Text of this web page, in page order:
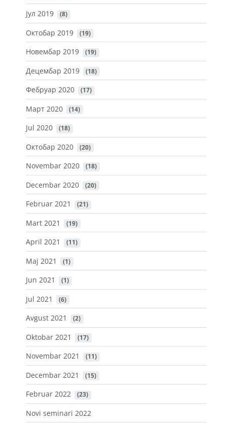
Јул 2019 (8)
Октобар 2019 (19)
Новембар 2019 (19)
Децембар 2019 (18)
Фебруар 2020 (17)
Март 2020 (14)
Jul 2020 (18)
Октобар 2020 (20)
Novembar 2020 (18)
Decembar 2020 (20)
Februar 2021 (21)
Mart 2021 (19)
April 2021 (11)
Maj 2021 (1)
Jun 2021 (1)
Jul 2021 (6)
Avgust 2021 (2)
Oktobar 2021 (17)
Novembar 2021 (11)
Decembar 2021 (15)
Februar 2022 (23)
Novi seminari 2022